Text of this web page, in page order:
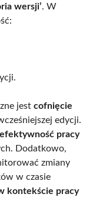
wersji’. W
jest cofnięcie
edycji.
efektywność pracy
Dodatkowo,
zmiany
w czasie
kontekście pracy